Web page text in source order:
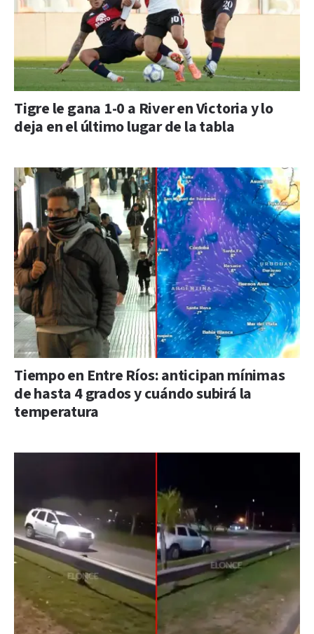
Tigre le gana 1-0 a River en Victoria y lo
deja en el último lugar de la tabla
Tiempo en Entre Ríos: anticipan mínimas
de hasta 4 grados y cuándo subirá la
temperatura